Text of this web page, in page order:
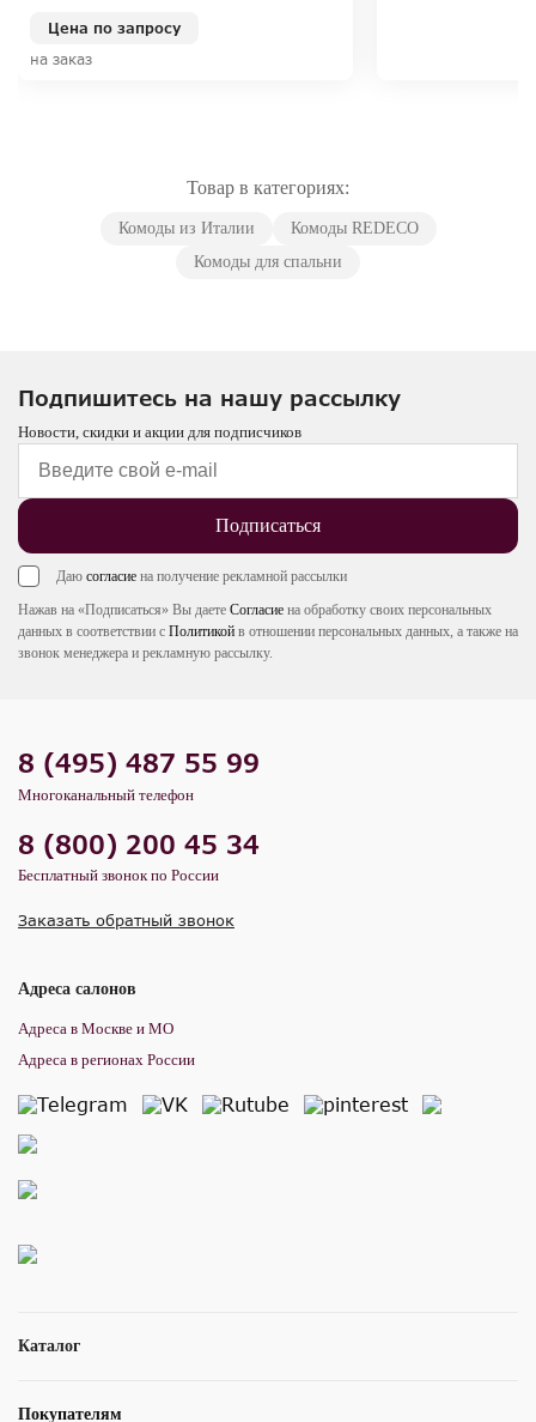
Цена по запросу
на заказ
Товар в категориях:
Комоды из Италии
Комоды REDECO
Комоды для спальни
Подпишитесь на нашу рассылку
Новости, скидки и акции для подписчиков
Подписаться
Даю согласие на получение рекламной рассылки
Нажав на «Подписаться» Вы даете Согласие на обработку своих персональных
данных в соответствии с Политикой в отношении персональных данных, а также на
звонок менеджера и рекламную рассылку.
Каталог
Покупателям
8 (495) 487 55 99
Многоканальный телефон
8 (800) 200 45 34
Бесплатный звонок по России
Заказать обратный звонок
Адреса салонов
Адреса в Москве и МО
Адреса в регионах России